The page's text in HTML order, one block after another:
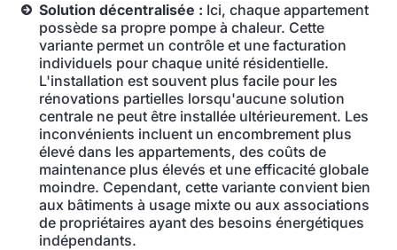
Solution décentralisée : Ici, chaque appartement
possède sa propre pompe à chaleur. Cette
variante permet un contrôle et une facturation
individuels pour chaque unité résidentielle.
L'installation est souvent plus facile pour les
rénovations partielles lorsqu'aucune solution
centrale ne peut être installée ultérieurement. Les
inconvénients incluent un encombrement plus
élevé dans les appartements, des coûts de
maintenance plus élevés et une efficacité globale
moindre. Cependant, cette variante convient bien
aux bâtiments à usage mixte ou aux associations
de propriétaires ayant des besoins énergétiques
indépendants.